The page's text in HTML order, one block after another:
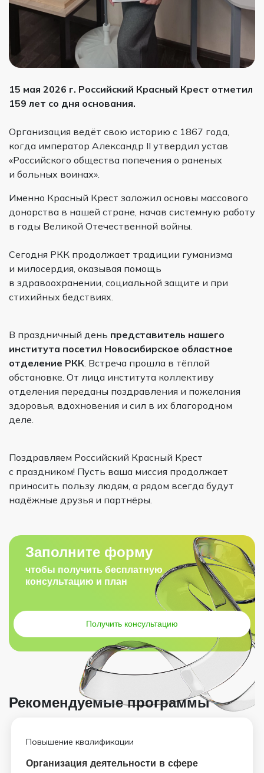
15 мая 2026 г. Российский Красный Крест отметил
159 лет со дня основания.
Организация ведёт свою историю с 1867 года,
когда император Александр II утвердил устав
«Российского общества попечения о раненых
и больных воинах».
Именно Красный Крест заложил основы массового
донорства в нашей стране, начав системную работу
в годы Великой Отечественной войны.
Сегодня РКК продолжает традиции гуманизма
и милосердия, оказывая помощь
в здравоохранении, социальной защите и при
стихийных бедствиях.
В праздничный день представитель нашего
института посетил Новосибирское областное
отделение РКК . Встреча прошла в тёплой
обстановке. От лица института коллективу
отделения переданы поздравления и пожелания
здоровья, вдохновения и сил в их благородном
деле.
Поздравляем Российский Красный Крест
с праздником! Пусть ваша миссия продолжает
приносить пользу людям, а рядом всегда будут
надёжные друзья и партнёры.
Заполните форму
чтобы получить бесплатную
консультацию и план
Получить консультацию
Рекомендуемые программы
Повышение квалификации
Организация деятельности в сфере